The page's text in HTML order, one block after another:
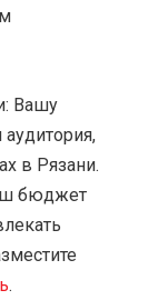
Вашу
в Рязани.
бюджет
.